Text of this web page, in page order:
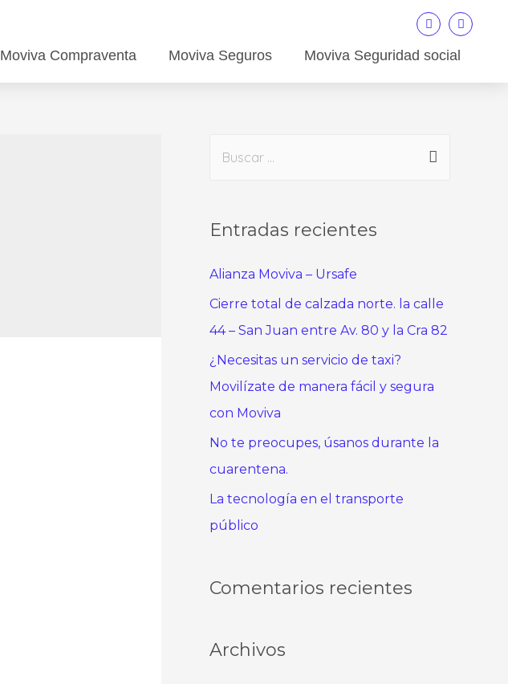
Moviva Compraventa Moviva Seguros Moviva Seguridad social
Entradas recientes
Alianza Moviva – Ursafe
Cierre total de calzada norte. la calle
44 – San Juan entre Av. 80 y la Cra 82
¿Necesitas un servicio de taxi?
Movilízate de manera fácil y segura
con Moviva
No te preocupes, úsanos durante la
cuarentena.
La tecnología en el transporte
público
Comentarios recientes
Archivos